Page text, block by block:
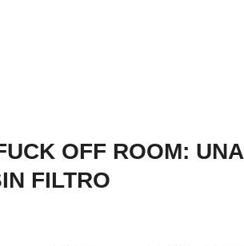
OFF ROOM: UNA
FILTRO